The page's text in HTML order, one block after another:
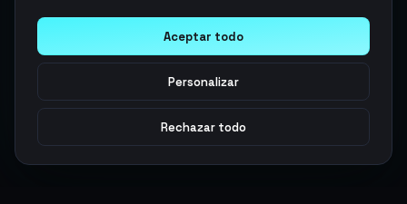
Aceptar todo
Personalizar
Rechazar todo